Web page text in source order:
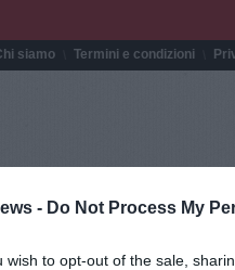
- Do Not Process My
wish to opt-out of the sale,
siamo Termini e condizioni